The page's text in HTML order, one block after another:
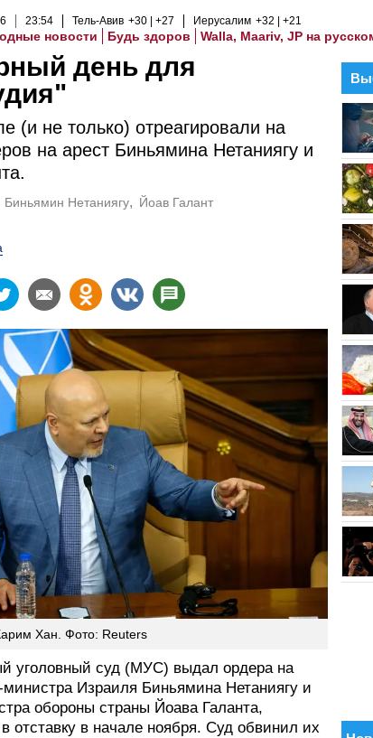
23:54 Тель-Авив +30 +27 Иерусалим +32 +21
новости Будь здоров Walla, Maariv, JP на
день для
(и не только) отреагировали на
на арест Биньямина Нетаниягу и
Биньямин Нетаниягу
Йоав Галант
Хан. Фото: Reuters
уголовный суд (МУС) выдал ордера на
министра Израиля Биньямина Нетаниягу и
обороны страны Йоава Галанта,
в отставку в начале ноября. Суд обвинил их